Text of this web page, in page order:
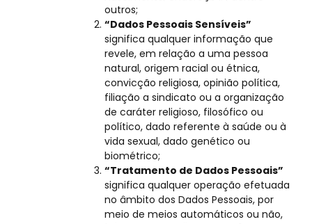
outros;
“Dados Pessoais Sensíveis”
significa qualquer informação que
revele, em relação a uma pessoa
natural, origem racial ou étnica,
convicção religiosa, opinião política,
filiação a sindicato ou a organização
de caráter religioso, filosófico ou
político, dado referente à saúde ou à
vida sexual, dado genético ou
biométrico;
“Tratamento de Dados Pessoais”
significa qualquer operação efetuada
no âmbito dos Dados Pessoais, por
meio de meios automáticos ou não,